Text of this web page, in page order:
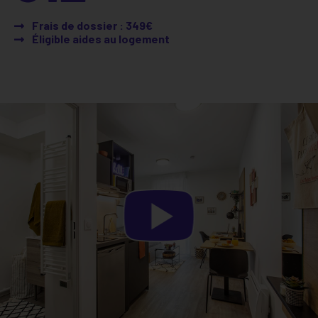
Frais de dossier : 349€
Éligible aides au logement